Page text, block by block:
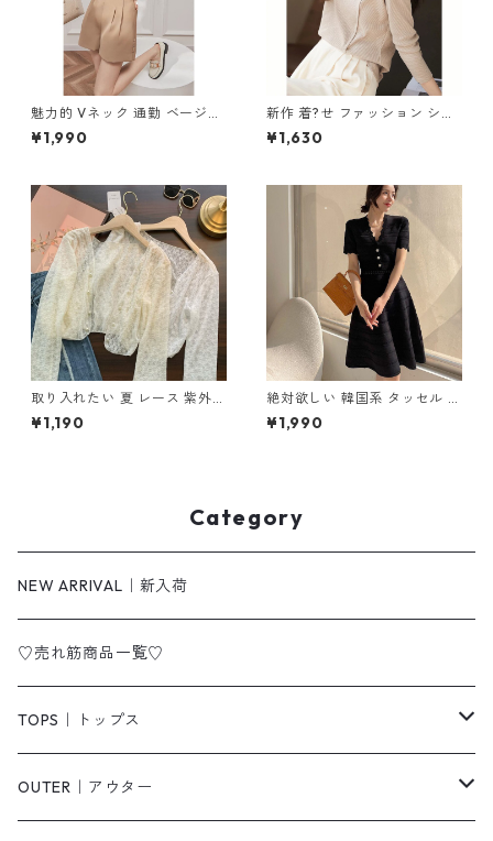
魅力的 Vネック 通勤 ベージュ
ブラウス m-285
¥1,990
新作 着?せ ファッション シン
プル 長袖Tシャツ m-251
¥1,630
取り入れたい 夏 レース 紫外線
カット 長袖 カーディガン m-
643
¥1,190
絶対欲しい 韓国系 タッセル A
ライン ニットワンピース m-2
63
¥1,990
Category
NEW ARRIVAL｜新入荷
♡売れ筋商品一覧♡
TOPS｜トップス
Tシャツ/カットソー
OUTER｜アウター